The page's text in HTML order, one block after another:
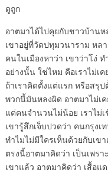
ดูถูก
อาตมาได้ไปคุยกับชาวบ้าน
เขาอยู่ที่วัดปทุมวนาราม หล
คนในเมืองหาว่า เขาว่าโง่
อย่างนั้น ใช่ไหม คือเราไม่เ
ถ้าเราคิดตั้งแต่แรก หรือสรุ
พวกนี้มันหลงผิด อาตมาไม่เค
แต่คนจำนวนไม่น้อย เราไม่
เขารู้สึกเจ็บปวดว่า คนกรุงเ
ทำไมไม่มีใครเห็นด้วยกับเข
ตรงนี้อาตมาคิดว่า เป็นเพรา
เขาแล้ว อาตมาคิดว่า เสื้อ